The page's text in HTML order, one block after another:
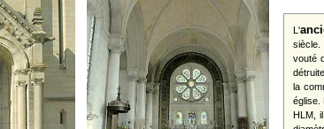
L'
siècle.
vouté
la
église.
HLM,